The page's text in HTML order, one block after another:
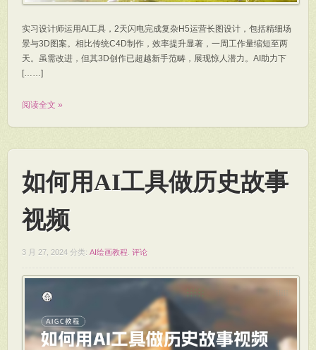
实习设计师运用AI工具，2天闪电完成复杂H5运营长图设计，包括精细场
景与3D图案。相比传统C4D制作，效率提升显著，一周工作量缩短至两
天。虽需改进，但其3D创作已超越新手范畴，展现惊人潜力。AI助力下
[……]
阅读全文 »
如何用AI工具做历史故事
视频
3 月 27, 2024 分类: AI绘画教程 评论